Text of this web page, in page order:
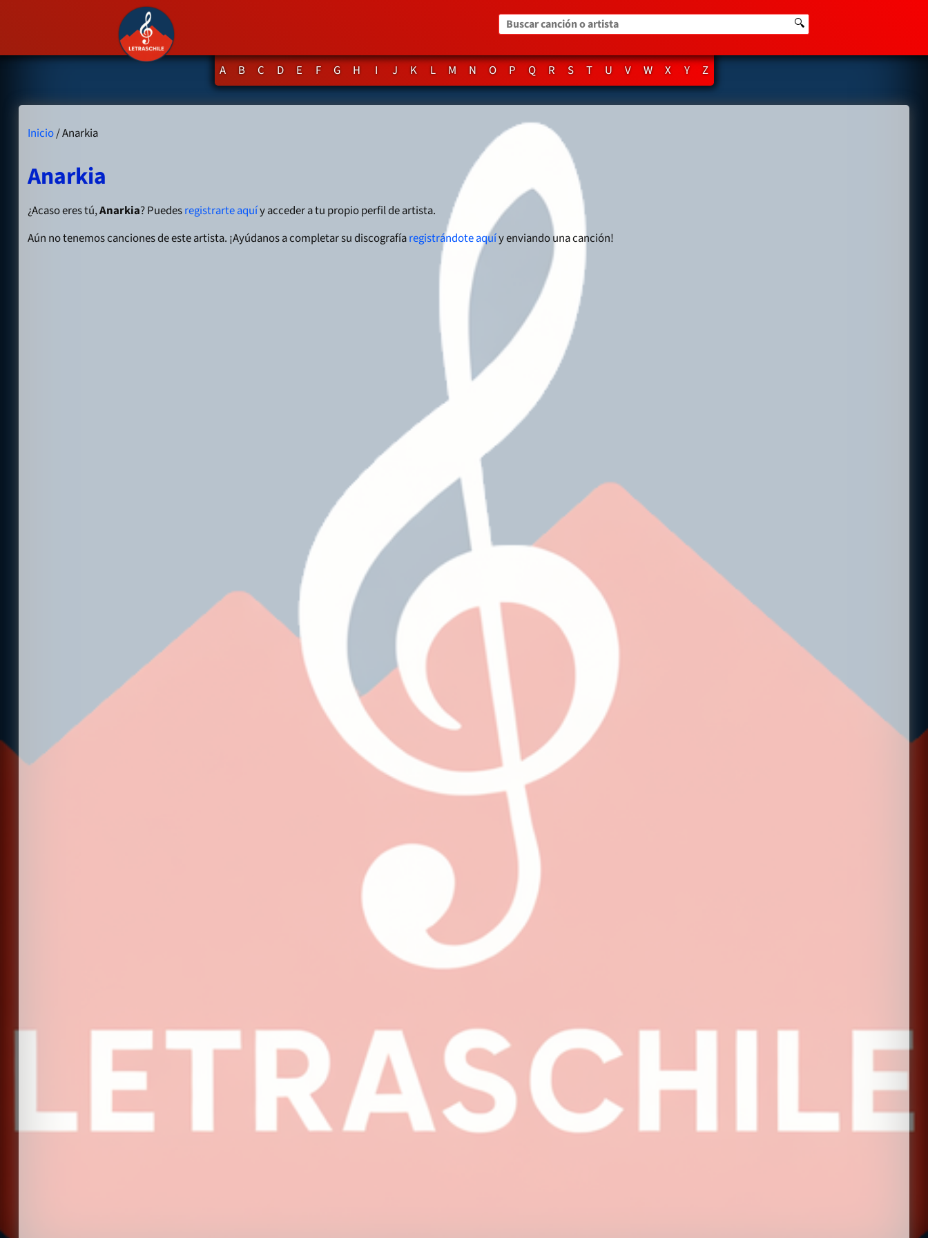
Buscar canción o artista 🔍
A B C D E F G H I J K L M N O P Q R S T U V W X Y Z
Inicio/ Anarkia
Anarkia
¿Acaso eres tú,Anarkia? Puedesregistrarte aquíy acceder a tu propio perfil de artista.
Aún no tenemos canciones de este artista. ¡Ayúdanos a completar su discografíaregistrándote aquíy enviando una canción!